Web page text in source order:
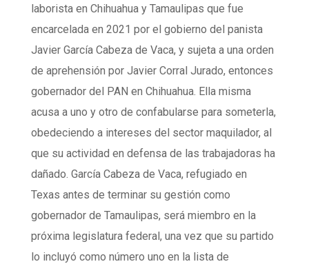
laborista en Chihuahua y Tamaulipas que fue
encarcelada en 2021 por el gobierno del panista
Javier García Cabeza de Vaca, y sujeta a una orden
de aprehensión por Javier Corral Jurado, entonces
gobernador del PAN en Chihuahua. Ella misma
acusa a uno y otro de confabularse para someterla,
obedeciendo a intereses del sector maquilador, al
que su actividad en defensa de las trabajadoras ha
dañado. García Cabeza de Vaca, refugiado en
Texas antes de terminar su gestión como
gobernador de Tamaulipas, será miembro en la
próxima legislatura federal, una vez que su partido
lo incluyó como número uno en la lista de